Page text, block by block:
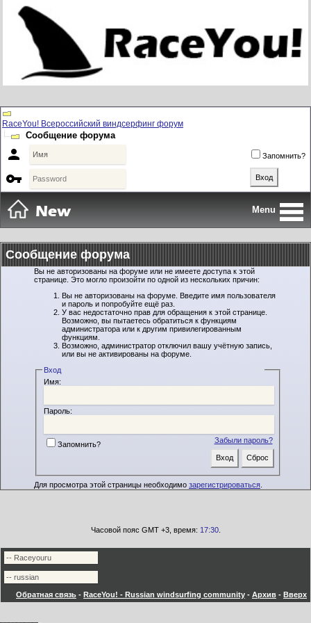
RaceYou! Всероссийский виндсерфинг форум
Сообщение форума
 Запомнить?

Menu
Сообщение форума
Вы не авторизованы на форуме или не имеете доступа к этой
странице. Это могло произойти по одной из нескольких причин:
Вы не авторизованы на форуме. Введите имя пользователя
и пароль и попробуйте ещё раз.
У вас недостаточно прав для обращения к этой странице.
Возможно, вы пытаетесь обратиться к функциям
администратора или к другим привилегированным
функциям.
Возможно, администратор отключил вашу учётную запись,
или вы не активированы на форуме.
Вход
Имя:
Пароль:
Забыли пароль?
Запомнить?
Для просмотра этой страницы необходимо зарегистрироваться
Часовой пояс GMT +3, время: 17:30.
Обратная связь - RaceYou! - Russian windsurfing community - Архив - Вверх